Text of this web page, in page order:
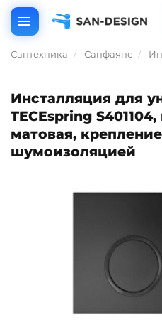
Сантехника Санфаянс
Инсталляция для
TECEspring
матовая,
шумоизоляцией